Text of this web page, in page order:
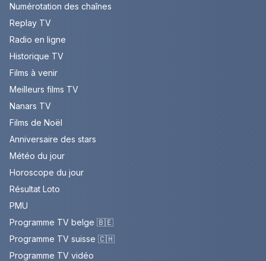
Numérotation des chaînes
Replay TV
Radio en ligne
Historique TV
Films à venir
Meilleurs films TV
Nanars TV
Films de Noël
Anniversaire des stars
Météo du jour
Horoscope du jour
Résultat Loto
PMU
Programme TV belge 🇧🇪
Programme TV suisse 🇨🇭
Programme TV vidéo